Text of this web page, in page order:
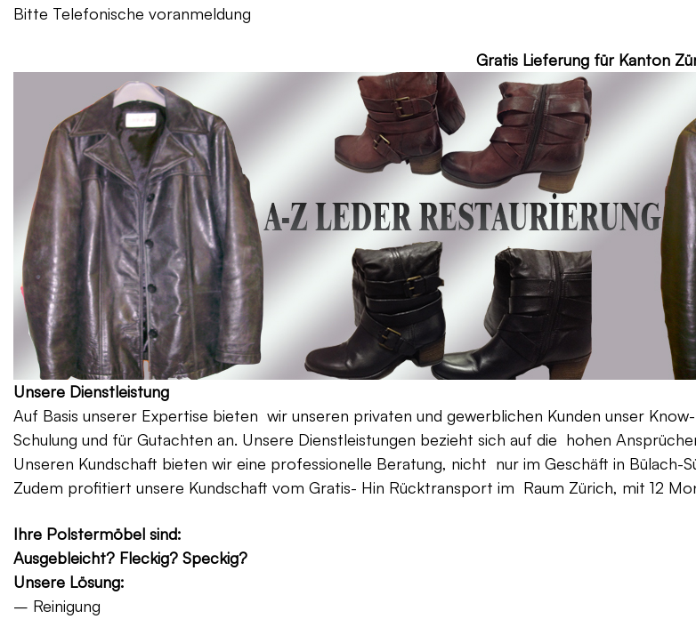
Bitte Telefonische voranmeldung
Gratis Lieferung für Kanton
Unsere Dienstleistung
Auf Basis unserer Expertise bieten wir unseren privaten und gewerblichen Kunden unser
Schulung und für Gutachten an. Unsere Dienstleistungen bezieht sich auf die hohen
Unseren Kundschaft bieten wir eine professionelle Beratung, nicht nur im Geschäft in Bülach-
Zudem profitiert unsere Kundschaft vom Gratis- Hin Rücktransport im Raum Zürich, mit 12
Ihre Polstermöbel sind:
Ausgebleicht? Fleckig? Speckig?
Unsere Lösung:
– Reinigung